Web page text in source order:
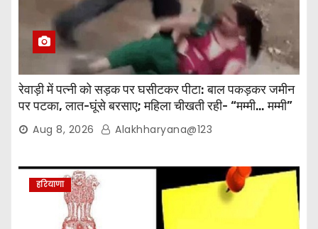
रेवाड़ी में पत्नी को सड़क पर घसीटकर पीटा: बाल पकड़कर जमीन
पर पटका, लात-घूंसे बरसाए; महिला चीखती रही- “मम्मी… मम्मी”
Aug 8, 2026 Alakhharyana@123
हरियाणा